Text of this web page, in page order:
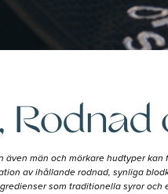
män och mörkare hudtyper
av ihållande rodnad, synliga
som traditionella syror